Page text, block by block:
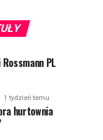
PL
1 tydzień temu
hurtownia